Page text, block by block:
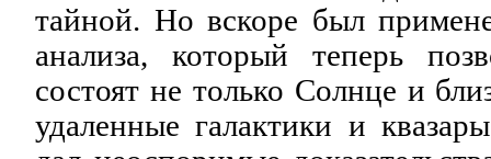
тайной. Но вскоре был
анализа, который теперь
состоят не только Солнце и
удаленные галактики и